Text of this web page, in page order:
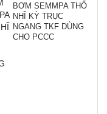
BƠM SEMMPA THỔ
NHĨ KỲ TRỤC
NGANG TKF DÙNG
CHO PCCC